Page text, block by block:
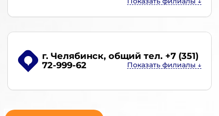
г. Челябинск, общий тел. +7 (351)
72-999-62